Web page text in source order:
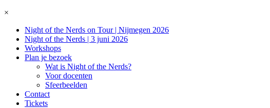
×
Night of the Nerds on Tour | Nijmegen 2026
Night of the Nerds | 3 juni 2026
Workshops
Plan je bezoek
Wat is Night of the Nerds?
Voor docenten
Sfeerbeelden
Contact
Tickets